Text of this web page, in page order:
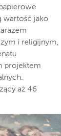
wartość jako
i religijnym,
projektem
aż 46